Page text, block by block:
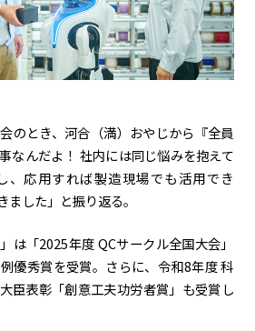
のとき、河合（満）おやじから『全員
なんだよ！ 社内には同じ悩みを抱えて
、応用すれば製造現場でも活用でき
した」と振り返る。
は「2025年度 QCサークル全国大会」
優秀賞を受賞。さらに、令和8年度 科
臣表彰「創意工夫功労者賞」も受賞し